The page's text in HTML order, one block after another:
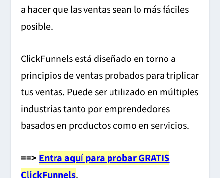
a hacer que las ventas sean lo más fáciles
posible.
ClickFunnels está diseñado en torno a
principios de ventas probados para triplicar
tus ventas. Puede ser utilizado en múltiples
industrias tanto por emprendedores
basados ​​en productos como en servicios.
==>Entra aquí para probar GRATIS
ClickFunnels.